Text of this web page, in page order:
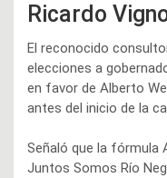
Ricardo
El reconocido
elecciones a
en favor de Alberto
antes del inicio de la
Señaló que la fórmula
Juntos Somos Río